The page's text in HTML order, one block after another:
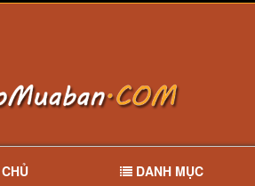
DANH MỤC